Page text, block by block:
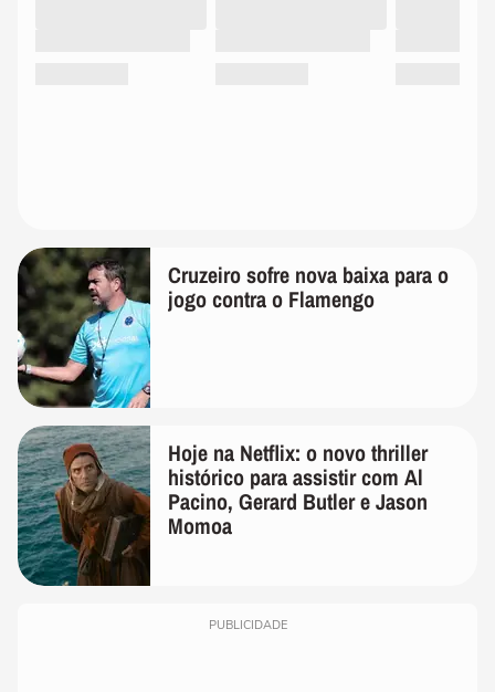
Cruzeiro sofre nova baixa para o
jogo contra o Flamengo
Hoje na Netflix: o novo thriller
histórico para assistir com Al
Pacino, Gerard Butler e Jason
Momoa
PUBLICIDADE